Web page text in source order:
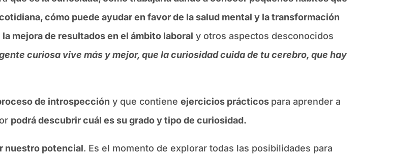
cómo puede ayudar en favor de la salud mental y la transformación
mejora de resultados en el ámbito laboral y otros aspectos desconocidos
curiosa vive más y mejor, que la curiosidad cuida de tu cerebro, que hay
de introspección y que contieneejercicios prácticos para aprender a
podrá descubrir cuál es su grado y tipo de curiosidad.
nuestro potencial. Es el momento de explorar todas las posibilidades para